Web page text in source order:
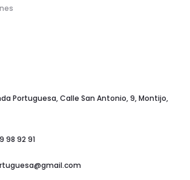
Portuguesa, Calle San Antonio, 9, Montijo,
98 92 91